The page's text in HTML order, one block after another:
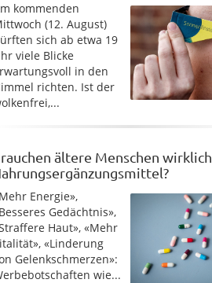
kommenden
(12. August)
sich ab etwa 19
viele Blicke
in den
richten. Ist der
ältere Menschen wirklich
Energie»,
Gedächtnis»,
Haut», «Mehr
«Linderung
Gelenkschmerzen»:
wie...